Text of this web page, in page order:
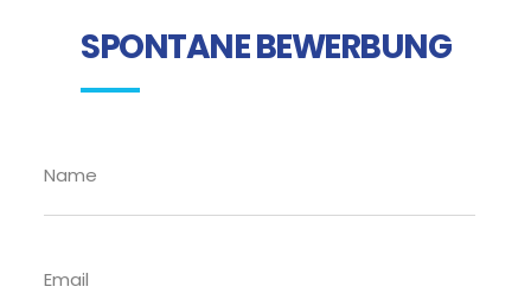
SPONTANE BEWERBUNG